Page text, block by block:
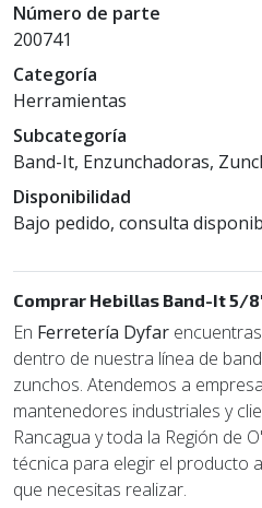
Número de parte
200741
Categoría
Herramientas
Subcategoría
Band-It, Enzunchadoras,
Disponibilidad
Bajo pedido, consulta
Comprar Hebillas Band-It 5/
En Ferretería Dyfar
dentro de nuestra línea de
zunchos. Atendemos a
mantenedores industriales y
Rancagua y toda la Región de
técnica para elegir el producto
que necesitas realizar.